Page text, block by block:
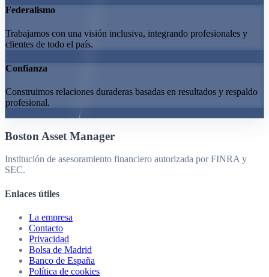
Federalismo
Trabajamos con una visión inclusiva, integrando profesionales y
clientes de todo el país.
Confianza
Construimos relaciones duraderas basadas en resultados y respaldo
profesional.
Boston Asset Manager
Institución de asesoramiento financiero autorizada por FINRA y
SEC.
Enlaces útiles
La empresa
Contacto
Privacidad
Bolsa de Madrid
Banco de España
Política de cookies